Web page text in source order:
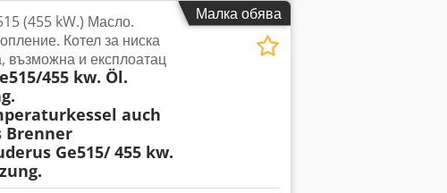
Малка обява
(455 kW.) Масло.
Котел за ниска
възможна и експлоатац
455 kw. Öl.
auch
Brenner
Ge515/ 455 kw.